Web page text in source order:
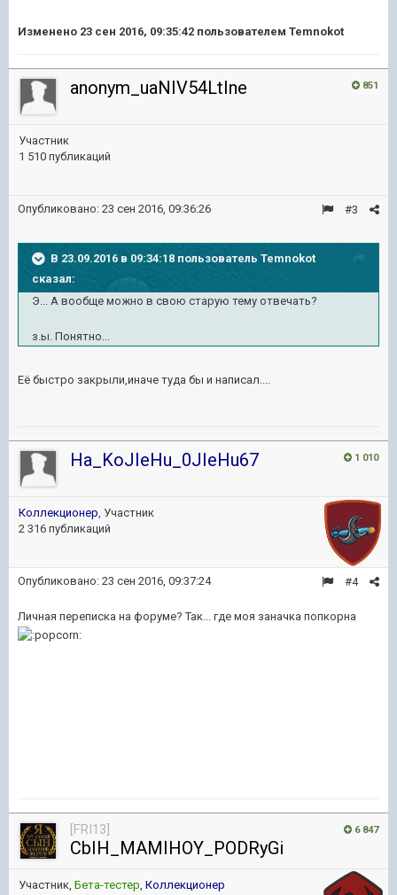
Изменено 23 сен 2016, 09:35:42 пользователем Temnokot
851
anonym_uaNIV54LtIne
Участник
1 510 публикаций
#3
Опубликовано: 23 сен 2016, 09:36:26
В 23.09.2016 в 09:34:18 пользователь Temnokot
сказал:
Э... А вообще можно в свою старую тему отвечать?
з.ы. Понятно...
Её быстро закрыли,иначе туда бы и написал....
1 010
Ha_KoJIeHu_0JIeHu67
Коллекционер, Участник
2 316 публикаций
#4
Опубликовано: 23 сен 2016, 09:37:24
Личная переписка на форуме? Так... где моя заначка попкорна
6 847
[FRI13]
CbIH_MAMIHOY_PODRyGi
Участник, Бета-тестер, Коллекционер